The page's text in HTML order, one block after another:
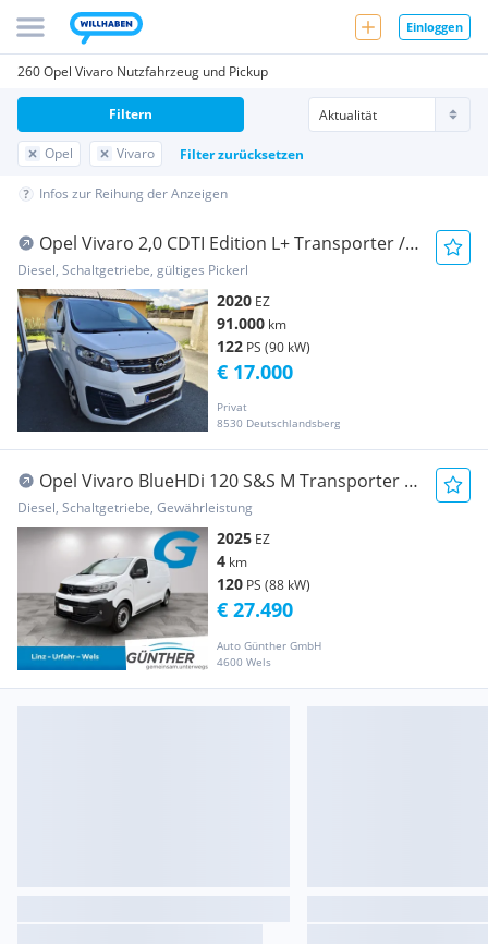
Einloggen
260 Opel Vivaro Nutzfahrzeug und Pickup
Opel Vivaro Filter zurücksetzen
Filtern
Infos zur Reihung der Anzeigen
Opel Vivaro 2,0 CDTI Edition L+ Transporter /
Kastenwagen
Diesel, Schaltgetriebe, gültiges Pickerl
2020 EZ
91.000 km
122 PS (90 kW)
Privat
8530 Deutschlandsberg
€ 17.000
Opel Vivaro BlueHDi 120 S&S M Transporter /
Kastenwagen
Diesel, Schaltgetriebe, Gewährleistung
2025 EZ
4 km
120 PS (88 kW)
Auto Günther GmbH
4600 Wels
€ 27.490